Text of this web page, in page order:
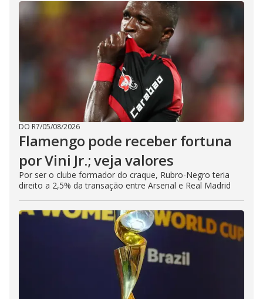
DO R7/05/08/2026
Flamengo pode receber fortuna
por Vini Jr.; veja valores
Por ser o clube formador do craque, Rubro-Negro teria
direito a 2,5% da transação entre Arsenal e Real Madrid